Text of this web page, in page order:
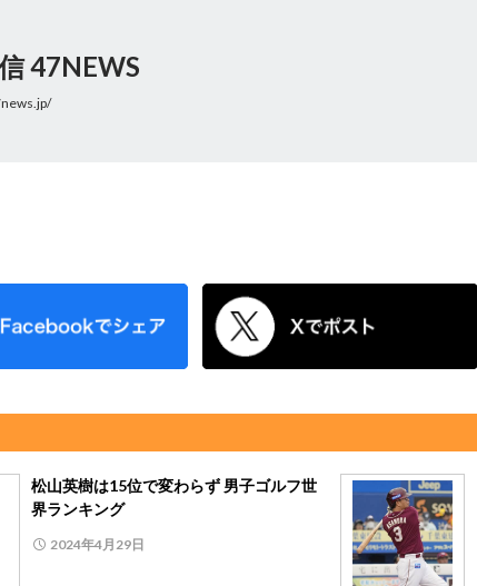
47NEWS
松山英樹は15位で変わらず 男子ゴルフ世
界ランキング
2024年4月29日